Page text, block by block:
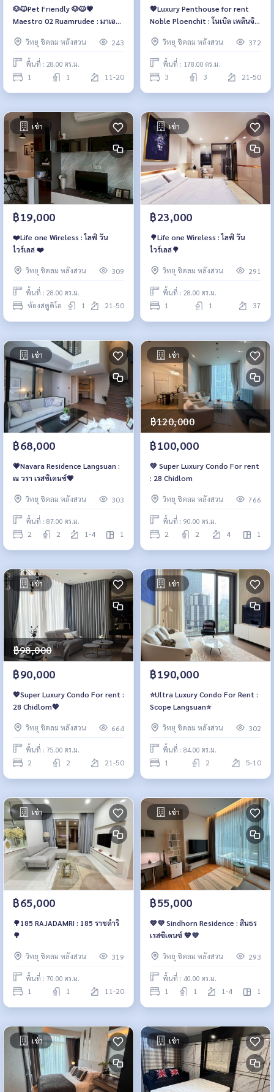
🐶🐱Pet Friendly 🐶🐱💗
Maestro 02 Ruamrudee : มาเอส
วิทยุ ชิดลม หลังสวน
243
พื้นที่ : 28.00 ตร.ม.
1 1 11-20
💖Luxury Penthouse for rent
Noble Ploenchit : โนเบิล เพลินจิต
วิทยุ ชิดลม หลังสวน
372
พื้นที่ : 178.00 ตร.ม.
3 3 21-50
เช่า
฿19,000
❤️Life one Wireless : ไลฟ์ วัน
ไวร์เลส ❤️
วิทยุ ชิดลม หลังสวน 309
พื้นที่ : 28.00 ตร.ม.
ห้องสตูดิโอ 1 21-50
เช่า
฿23,000
🌳Life one Wireless : ไลฟ์ วัน
ไวร์เลส🌳
วิทยุ ชิดลม หลังสวน 291
พื้นที่ : 28.00 ตร.ม.
1 1 37
เช่า
฿68,000
💗Navara Residence Langsuan :
ณ วรา เรสซิเดนซ์💗
วิทยุ ชิดลม หลังสวน 303
พื้นที่ : 87.00 ตร.ม.
2 2 1-4 1
เช่า
฿120,000
฿100,000
💚 Super Luxury Condo For rent
: 28 Chidlom
วิทยุ ชิดลม หลังสวน 766
พื้นที่ : 90.00 ตร.ม.
2 2 4 1
เช่า
฿98,000
฿90,000
💖Super Luxury Condo For rent :
28 Chidlom💖
วิทยุ ชิดลม หลังสวน 664
พื้นที่ : 75.00 ตร.ม.
2 2 21-50
เช่า
฿190,000
⭐️Ultra Luxury Condo For Rent :
Scope Langsuan⭐️
วิทยุ ชิดลม หลังสวน 302
พื้นที่ : 84.00 ตร.ม.
1 2 5-10
เช่า
฿65,000
🌳185 RAJADAMRI : 185 ราชดำริ
🌳
วิทยุ ชิดลม หลังสวน 319
พื้นที่ : 70.00 ตร.ม.
1 1 11-20
เช่า
฿55,000
💙💜 Sindhorn Residence : สินธร
เรสซิเดนซ์ 💙💜
วิทยุ ชิดลม หลังสวน 293
พื้นที่ : 40.00 ตร.ม.
1 1 1-4 1
เช่า เช่า